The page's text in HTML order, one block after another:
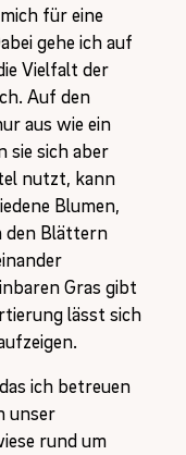
für eine
gehe ich auf
Vielfalt der
Auf den
aus wie ein
sie sich aber
nutzt, kann
Blumen,
den Blättern
Gras gibt
lässt sich
ich betreuen
unser
rund um